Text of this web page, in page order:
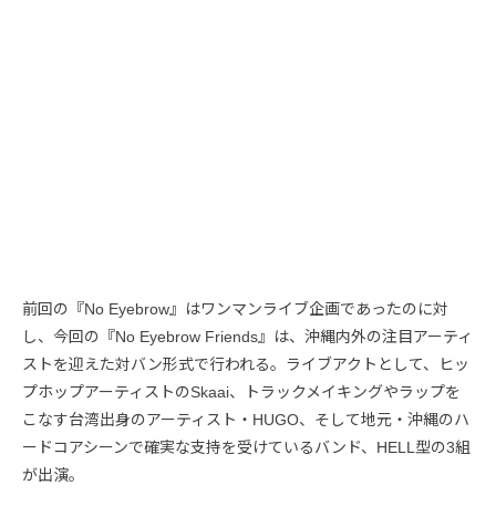
前回の『No Eyebrow』はワンマンライブ企画であったのに対
し、今回の『No Eyebrow Friends』は、沖縄内外の注目アーティ
ストを迎えた対バン形式で行われる。ライブアクトとして、ヒッ
プホップアーティストのSkaai、トラックメイキングやラップを
こなす台湾出身のアーティスト・HUGO、そして地元・沖縄のハ
ードコアシーンで確実な支持を受けているバンド、HELL型の3組
が出演。